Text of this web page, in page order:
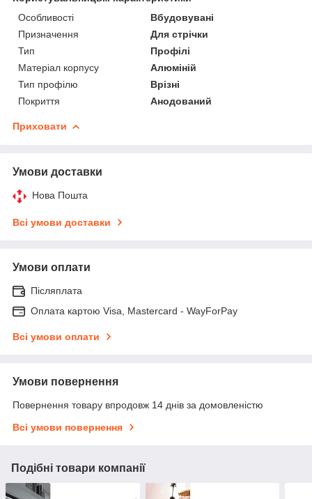
Особливості
Вбудовувані
Призначення
Для стрічки
Тип
Профілі
Матеріал корпусу
Алюміній
Тип профілю
Врізні
Покриття
Анодований
Приховати
Умови доставки
Нова Пошта
Всі умови доставки
Умови оплати
Післяплата
Оплата картою Visa, Mastercard - WayForPay
Всі умови оплати
Умови повернення
Повернення товару впродовж 14 днів за домовленістю
Всі умови повернення
Подібні товари компанії